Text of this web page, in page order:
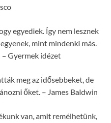
egyediek. Így nem lesznek
mint mindenki más.
Gyermek idézet
meg az idősebbeket, de
őket. – James Baldwin
van, amit remélhetünk,